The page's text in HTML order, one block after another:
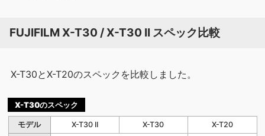
FUJIFILM X-T30 / X-T30 II スペック比較
X-T30とX-T20のスペックを比較しました。
X-T30のスペック
モデル X-T30 II X-T30 X-T20